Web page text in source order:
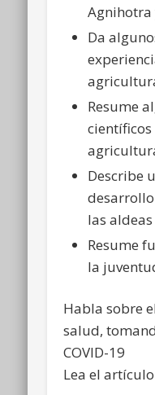
Agnihotra
Da
Resume
científicos
Describe
las
Resume
la
Habla sobre
salud,
COVID-19
Lea el